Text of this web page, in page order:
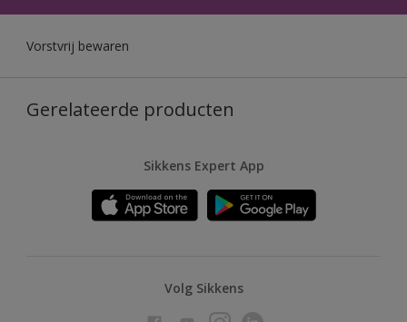
Vorstvrij bewaren
Gerelateerde producten
Sikkens Expert App
Volg Sikkens